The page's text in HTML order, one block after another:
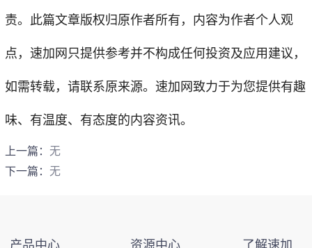
责。此篇文章版权归原作者所有，内容为作者个人观
点， 速加网 只提供参考并不构成任何投资及应用建议，
如需转载，请联系原来源。速加网致力于为您提供有趣
味、有温度、有态度的内容资讯。
上一篇： 无
下一篇： 无